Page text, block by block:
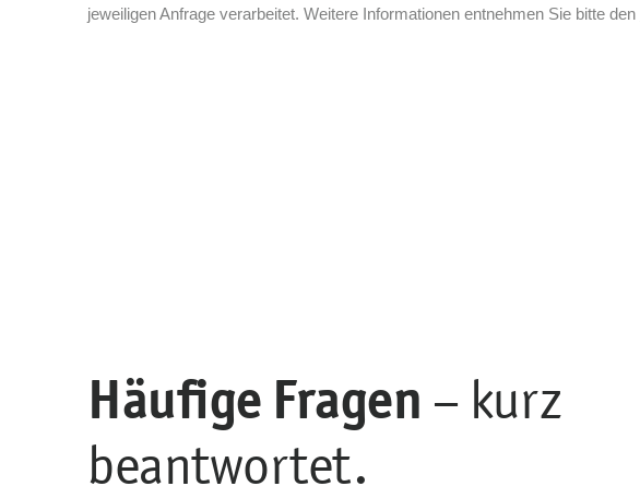
jeweiligen Anfrage verarbeitet. Weitere Informationen entnehmen Sie bitte den
Häufige Fragen – kurz
beantwortet.